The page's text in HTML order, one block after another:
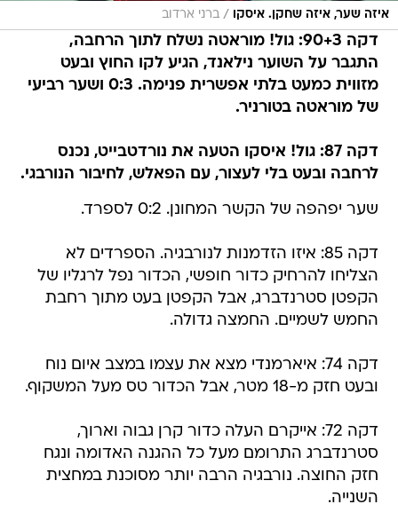
איזה שער, איזה שחקן. איסקו / ברני ארדוב
דקה 90+3: גול! מוראטה נשלח לתוך הרחבה,
התגבר על השוער נילאנד, הגיע לקו החוץ ובעט
מזווית כמעט בלתי אפשרית פנימה. 0:3 ושער רביעי
של מוראטה בטורניר.
דקה 87: גול! איסקו הטעה את נורדטבייט, נכנס
לרחבה ובעט בלי לעצור, עם הפאלש, לחיבור הנורבגי.
שער יפהפה של הקשר המחונן. 0:2 לספרד.
דקה 85: איזו הזדמנות לנורבגיה. הספרדים לא
הצליחו להרחיק כדור חופשי, הכדור נפל לרגליו של
הקפטן סטרנדברג, אבל הקפטן בעט מתוך רחבת
החמש לשמיים. החמצה גדולה.
דקה 74: איארמנדי מצא את עצמו במצב איום נוח
ובעט חזק מ-18 מטר, אבל הכדור טס מעל המשקוף.
דקה 72: אייקרם העלה כדור קרן גבוה וארוך,
סטרנדברג התרומם מעל כל ההגנה האדומה ונגח
חזק החוצה. נורבגיה הרבה יותר מסוכנת במחצית
השנייה.